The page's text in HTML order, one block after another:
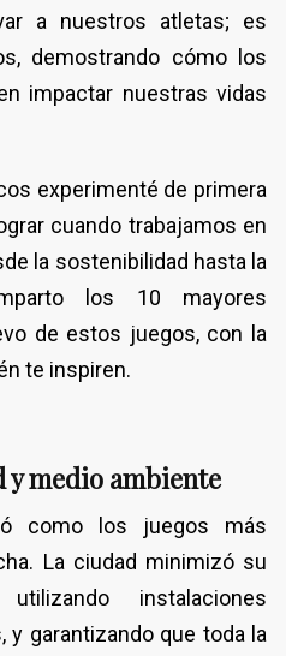
a nuestros atletas; es
demostrando cómo los
impactar nuestras vidas
experimenté de primera
cuando trabajamos en
la sostenibilidad hasta la
los 10 mayores
de estos juegos, con la
te inspiren.
y medio ambiente
como los juegos más
La ciudad minimizó su
instalaciones
garantizando que toda la